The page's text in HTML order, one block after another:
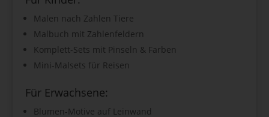
Malen nach Zahlen Tiere
Malbuch mit Zahlenfeldern
Komplett-Sets mit Pinseln & Farben
Mini-Malsets für Reisen
Für Erwachsene:
Blumen-Motive auf Leinwand